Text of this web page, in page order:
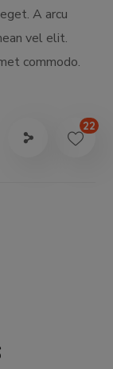
A arcu
vel elit.
commodo.
22